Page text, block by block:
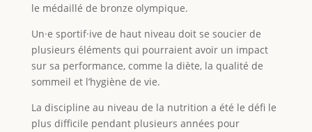
le médaillé de bronze olympique.
Un·e sportif·ive de haut niveau doit se soucier de
plusieurs éléments qui pourraient avoir un impact
sur sa performance, comme la diète, la qualité de
sommeil et l’hygiène de vie.
La discipline au niveau de la nutrition a été le défi le
plus difficile pendant plusieurs années pour